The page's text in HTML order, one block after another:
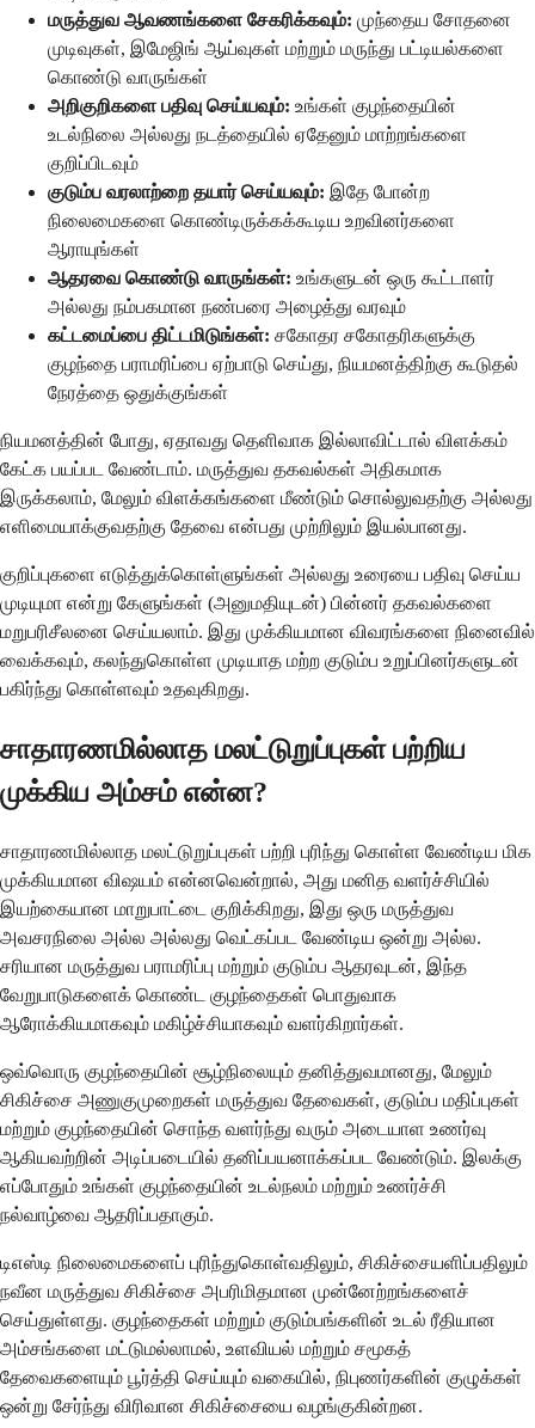
மருத்துவ ஆவணங்களை சேகரிக்கவும்: முந்தைய சோதனை
முடிவுகள், இமேஜிங் ஆய்வுகள் மற்றும் மருந்து பட்டியல்களை
கொண்டு வாருங்கள்
அறிகுறிகளை பதிவு செய்யவும்: உங்கள் குழந்தையின்
உடல்நிலை அல்லது நடத்தையில் ஏதேனும் மாற்றங்களை
குறிப்பிடவும்
குடும்ப வரலாற்றை தயார் செய்யவும்: இதே போன்ற
நிலைமைகளை கொண்டிருக்கக்கூடிய உறவினர்களை
ஆராயுங்கள்
ஆதரவை கொண்டு வாருங்கள்: உங்களுடன் ஒரு கூட்டாளர்
அல்லது நம்பகமான நண்பரை அழைத்து வரவும்
கட்டமைப்பை திட்டமிடுங்கள்: சகோதர சகோதரிகளுக்கு
குழந்தை பராமரிப்பை ஏற்பாடு செய்து, நியமனத்திற்கு கூடுதல்
நேரத்தை ஒதுக்குங்கள்
நியமனத்தின் போது, ஏதாவது தெளிவாக இல்லாவிட்டால் விளக்கம்
கேட்க பயப்பட வேண்டாம். மருத்துவ தகவல்கள் அதிகமாக
இருக்கலாம், மேலும் விளக்கங்களை மீண்டும் சொல்லுவதற்கு அல்லது
எளிமையாக்குவதற்கு தேவை என்பது முற்றிலும் இயல்பானது.
குறிப்புகளை எடுத்துக்கொள்ளுங்கள் அல்லது உரையை பதிவு செய்ய
முடியுமா என்று கேளுங்கள் (அனுமதியுடன்) பின்னர் தகவல்களை
மறுபரிசீலனை செய்யலாம். இது முக்கியமான விவரங்களை நினைவில்
வைக்கவும், கலந்துகொள்ள முடியாத மற்ற குடும்ப உறுப்பினர்களுடன்
பகிர்ந்து கொள்ளவும் உதவுகிறது.
சாதாரணமில்லாத மலட்டுறுப்புகள் பற்றிய
முக்கிய அம்சம் என்ன?
சாதாரணமில்லாத மலட்டுறுப்புகள் பற்றி புரிந்து கொள்ள வேண்டிய மிக
முக்கியமான விஷயம் என்னவென்றால், அது மனித வளர்ச்சியில்
இயற்கையான மாறுபாட்டை குறிக்கிறது, இது ஒரு மருத்துவ
அவசரநிலை அல்ல அல்லது வெட்கப்பட வேண்டிய ஒன்று அல்ல.
சரியான மருத்துவ பராமரிப்பு மற்றும் குடும்ப ஆதரவுடன், இந்த
வேறுபாடுகளைக் கொண்ட குழந்தைகள் பொதுவாக
ஆரோக்கியமாகவும் மகிழ்ச்சியாகவும் வளர்கிறார்கள்.
ஒவ்வொரு குழந்தையின் சூழ்நிலையும் தனித்துவமானது, மேலும்
சிகிச்சை அணுகுமுறைகள் மருத்துவ தேவைகள், குடும்ப மதிப்புகள்
மற்றும் குழந்தையின் சொந்த வளர்ந்து வரும் அடையாள உணர்வு
ஆகியவற்றின் அடிப்படையில் தனிப்பயனாக்கப்பட வேண்டும். இலக்கு
எப்போதும் உங்கள் குழந்தையின் உடல்நலம் மற்றும் உணர்ச்சி
நல்வாழ்வை ஆதரிப்பதாகும்.
டிஎஸ்டி நிலைமைகளைப் புரிந்துகொள்வதிலும், சிகிச்சையளிப்பதிலும்
நவீன மருத்துவ சிகிச்சை அபரிமிதமான முன்னேற்றங்களைச்
செய்துள்ளது. குழந்தைகள் மற்றும் குடும்பங்களின் உடல் ரீதியான
அம்சங்களை மட்டுமல்லாமல், உளவியல் மற்றும் சமூகத்
தேவைகளையும் பூர்த்தி செய்யும் வகையில், நிபுணர்களின் குழுக்கள்
ஒன்று சேர்ந்து விரிவான சிகிச்சையை வழங்குகின்றன.